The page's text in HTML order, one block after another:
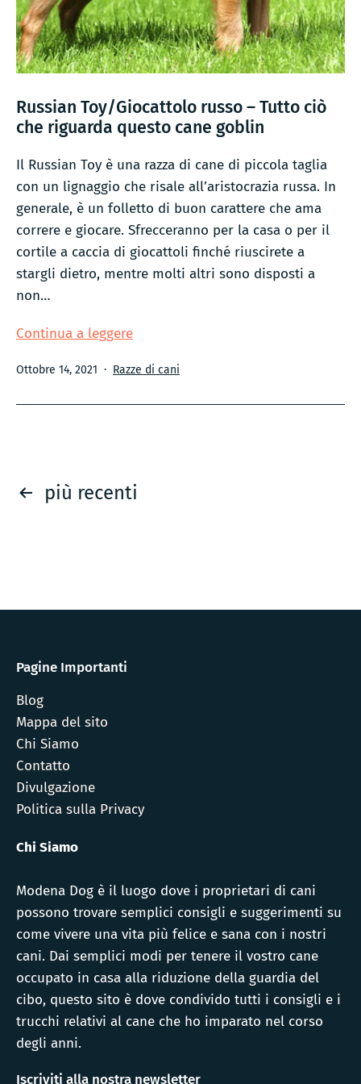
Russian Toy/Giocattolo russo – Tutto ciò
che riguarda questo cane goblin
Il Russian Toy è una razza di cane di piccola taglia
con un lignaggio che risale all’aristocrazia russa. In
generale, è un folletto di buon carattere che ama
correre e giocare. Sfrecceranno per la casa o per il
cortile a caccia di giocattoli finché riuscirete a
stargli dietro, mentre molti altri sono disposti a
non…
Continua a leggereRussian
russo
riguarda
Pubblicato
Ottobre 14, 2021 Categorie:
Razze di cani
Paginazione
più recenti
Pagine Importanti
Blog
Mappa del sito
Chi Siamo
Contatto
Divulgazione
Politica sulla Privacy
Chi Siamo
Modena Dog è il luogo dove i proprietari di cani
possono trovare semplici consigli e suggerimenti su
come vivere una vita più felice e sana con i nostri
cani. Dai semplici modi per tenere il vostro cane
occupato in casa alla riduzione della guardia del
cibo, questo sito è dove condivido tutti i consigli e i
trucchi relativi al cane che ho imparato nel corso
degli anni.
Iscriviti alla nostra newsletter